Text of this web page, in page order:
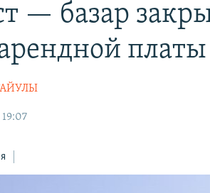
— базар
платы